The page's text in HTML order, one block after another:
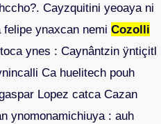
Cayzquitini yeoaya ni
felipe ynaxcan nemiCozolli
ynes : Caynântzin ÿntiçitl
Ca huelitech pouh
Lopez catca Cazan
ynomonamichiuya : auh